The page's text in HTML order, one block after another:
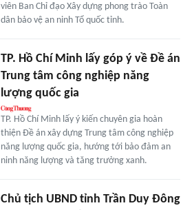
viên Ban Chỉ đạo Xây dựng phong trào Toàn
dân bảo vệ an ninh Tổ quốc tỉnh.
TP. Hồ Chí Minh lấy góp ý về Đề án
Trung tâm công nghiệp năng
lượng quốc gia
TP. Hồ Chí Minh lấy ý kiến chuyên gia hoàn
thiện Đề án xây dựng Trung tâm công nghiệp
năng lượng quốc gia, hướng tới bảo đảm an
ninh năng lượng và tăng trưởng xanh.
Chủ tịch UBND tỉnh Trần Duy Đông